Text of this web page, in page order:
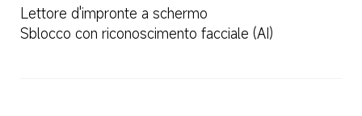
Lettore d'impronte a schermo
Sblocco con riconoscimento facciale (AI)